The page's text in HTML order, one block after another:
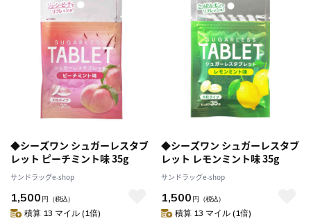
◆シーズワン シュガーレスタブ
レット ピーチミント味 35g
サンドラッグe-shop
1,500 円 （税込）
積算 13 マイル (1倍)
◆シーズワン シュガーレスタブ
レット レモンミント味 35g
サンドラッグe-shop
1,500 円 （税込）
積算 13 マイル (1倍)